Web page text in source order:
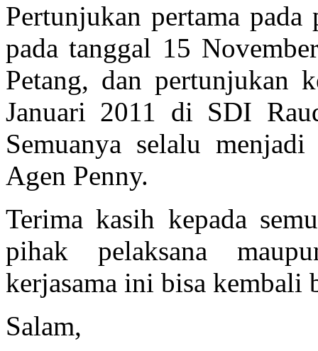
Pertunjukan pertama
pada tanggal 15
Petang, dan pertunjukan
Januari 2011 di SDI
Semuanya selalu
Agen Penny.
Terima kasih kepada
pihak pelaksana
kerjasama ini bisa kembali
Salam,